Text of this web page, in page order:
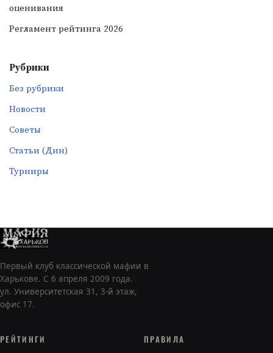
оценивания
Регламент рейтинга 2026
Рубрики
Без рубрики
Новости
Советы
Статьи (Дин)
Турниры
Первый клуб классической мафии в
Харькове. С 6 апреля 2009 года.
ул. Университетская 31, 3-й этаж,
офис 17.
РЕЙТИНГИ ПРАВИЛА